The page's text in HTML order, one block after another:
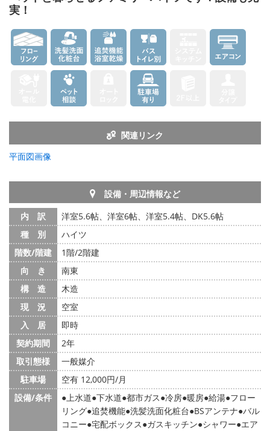
実！
関連リンク
平面図画像
設備・周辺情報など
内 訳
洋室5.6帖、洋室6帖、洋室5.4帖、DK5.6帖
種 別
ハイツ
階数/階建
1階/2階建
向 き
南東
構 造
木造
現 況
空室
入 居
即時
契約期間
2年
取引態様
一般媒介
駐車場
空有 12,000円/月
設備/条件
上水道 下水道 都市ガス 冷房 暖房 給湯 フロー
リング 追焚機能 洗髪洗面化粧台 BSアンテナ バル
コニー 宅配ボックス ガスキッチン シャワー エア